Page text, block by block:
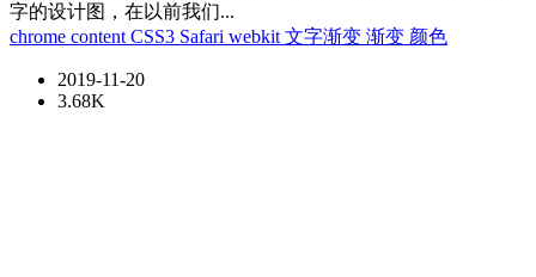
字的设计图，在以前我们...
chrome content CSS3 Safari webkit 文字渐变 渐变 颜色
2019-11-20
3.68K